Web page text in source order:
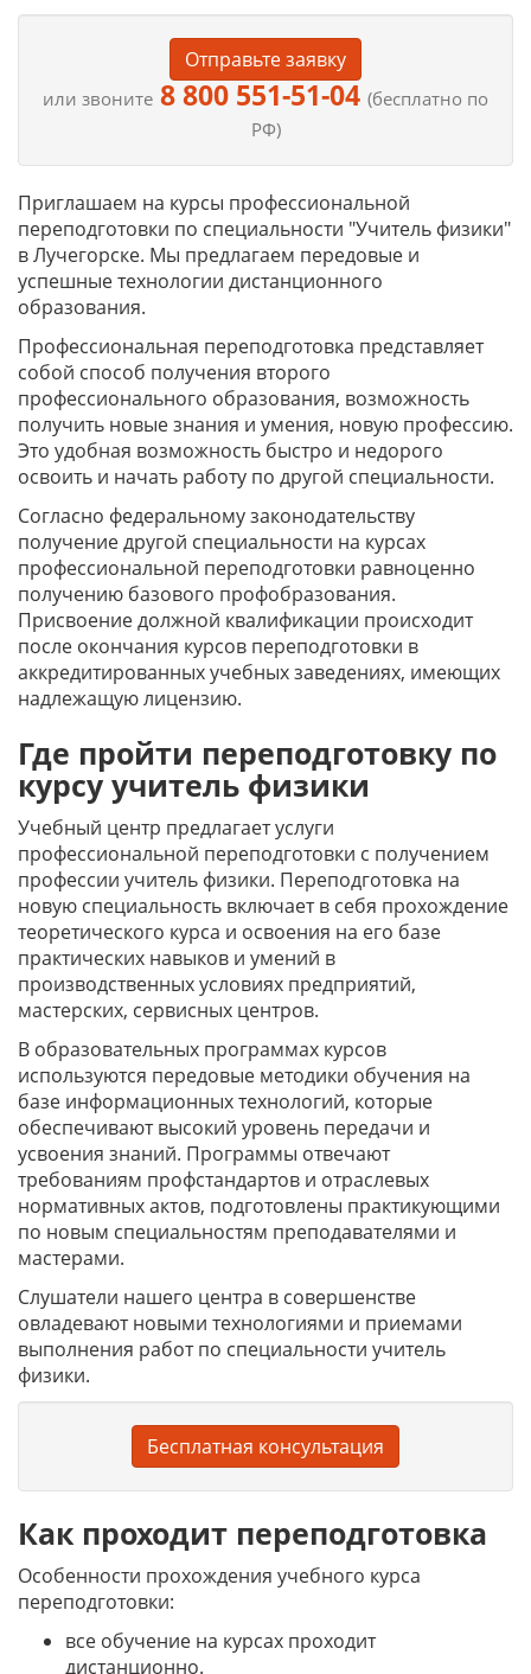
Отправьте заявку
или звоните 8 800 551-51-04 (бесплатно по
РФ)
Приглашаем на курсы профессиональной
переподготовки по специальности "Учитель физики"
в Лучегорске. Мы предлагаем передовые и
успешные технологии дистанционного
образования.
Профессиональная переподготовка представляет
собой способ получения второго
профессионального образования, возможность
получить новые знания и умения, новую профессию.
Это удобная возможность быстро и недорого
освоить и начать работу по другой специальности.
Согласно федеральному законодательству
получение другой специальности на курсах
профессиональной переподготовки равноценно
получению базового профобразования.
Присвоение должной квалификации происходит
после окончания курсов переподготовки в
аккредитированных учебных заведениях, имеющих
надлежащую лицензию.
Где пройти переподготовку по
курсу учитель физики
Учебный центр предлагает услуги
профессиональной переподготовки с получением
профессии учитель физики. Переподготовка на
новую специальность включает в себя прохождение
теоретического курса и освоения на его базе
практических навыков и умений в
производственных условиях предприятий,
мастерских, сервисных центров.
В образовательных программах курсов
используются передовые методики обучения на
базе информационных технологий, которые
обеспечивают высокий уровень передачи и
усвоения знаний. Программы отвечают
требованиям профстандартов и отраслевых
нормативных актов, подготовлены практикующими
по новым специальностям преподавателями и
мастерами.
Слушатели нашего центра в совершенстве
овладевают новыми технологиями и приемами
выполнения работ по специальности учитель
физики.
Бесплатная консультация
Как проходит переподготовка
Особенности прохождения учебного курса
переподготовки:
все обучение на курсах проходит
дистанционно.